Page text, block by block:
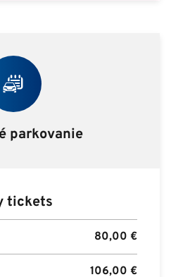
parkovanie
tickets
80,00 €
106,00 €